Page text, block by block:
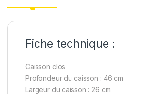
Fiche technique :
Caisson clos
Profondeur du caisson : 46 cm
Largeur du caisson : 26 cm